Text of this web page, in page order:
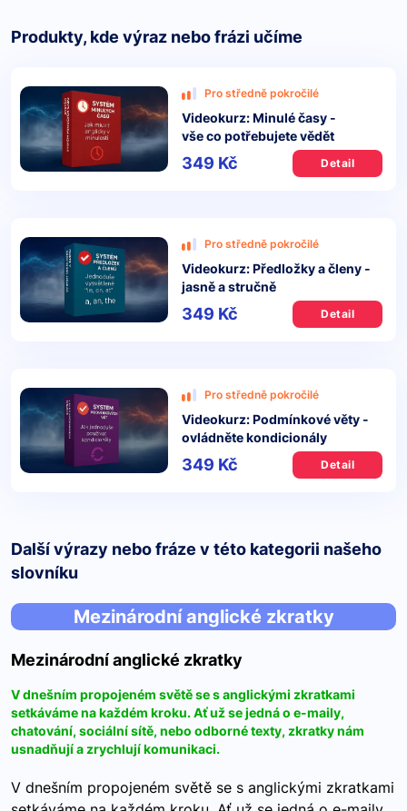
Produkty, kde výraz nebo frázi učíme
Pro středně pokročilé
Videokurz: Minulé časy -
vše co potřebujete vědět
349 Kč Detail
Pro středně pokročilé
Videokurz: Předložky a členy -
jasně a stručně
349 Kč Detail
Pro středně pokročilé
Videokurz: Podmínkové věty -
ovládněte kondicionály
349 Kč Detail
Další výrazy nebo fráze v této kategorii našeho
slovníku
Mezinárodní anglické zkratky
Mezinárodní anglické zkratky
V dnešním propojeném světě se s anglickými zkratkami
setkáváme na každém kroku. Ať už se jedná o e-maily,
chatování, sociální sítě, nebo odborné texty, zkratky nám
usnadňují a zrychlují komunikaci.
V dnešním propojeném světě se s anglickými zkratkami